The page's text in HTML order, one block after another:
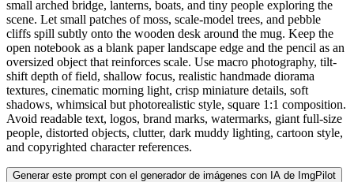
small arched bridge, lanterns, boats, and tiny people exploring the
scene. Let small patches of moss, scale-model trees, and pebble
cliffs spill subtly onto the wooden desk around the mug. Keep the
open notebook as a blank paper landscape edge and the pencil as an
oversized object that reinforces scale. Use macro photography, tilt-
shift depth of field, shallow focus, realistic handmade diorama
textures, cinematic morning light, crisp miniature details, soft
shadows, whimsical but photorealistic style, square 1:1 composition.
Avoid readable text, logos, brand marks, watermarks, giant full-size
people, distorted objects, clutter, dark muddy lighting, cartoon style,
and copyrighted character references.
Generar este prompt con el generador de imágenes con IA de ImgPilot